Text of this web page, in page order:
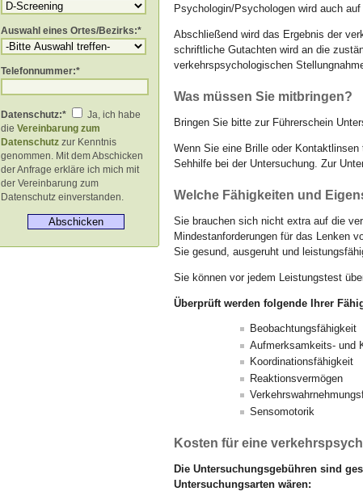
Auswahl eines Ortes/Bezirks:*
Telefonnummer:*
Datenschutz:*
Ja, ich habe
die Vereinbarung zum
Datenschutz zur Kenntnis
genommen. Mit dem Abschicken
der Anfrage erkläre ich mich mit
der Vereinbarung zum
Datenschutz einverstanden.
Psychologin/Psychologen wird auch
Abschließend wird das Ergebnis der
schriftliche Gutachten wird an die
verkehrspsychologischen
Was müssen Sie mitbringen?
Bringen Sie bitte zur Führerschein
Wenn Sie eine Brille oder
Sehhilfe bei der Untersuchung. Zur
Welche Fähigkeiten und
Sie brauchen sich nicht extra auf die
Mindestanforderungen für das Lenken
Sie gesund, ausgeruht und
Sie können vor jedem Leistungstest
Überprüft werden folgende Ihrer
Beobachtungsfähigkeit
Aufmerksamkeits- und
Koordinationsfähigkeit
Reaktionsvermögen
Sensomotorik
Kosten für eine
Die Untersuchungsgebühren sind
Untersuchungsarten wären: